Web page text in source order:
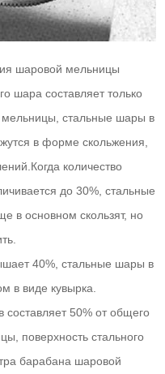
шаровой мельницы
шара составляет только
стальные шары в
в форме скольжения,
количество
до 30%, стальные
в основном скользят, но
40%, стальные шары в
в виде кувырка.
составляет 50% от общего
поверхность стального
барабана шаровой